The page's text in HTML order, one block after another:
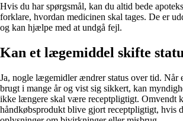
Hvis du har spørgsmål, kan du altid bede
forklare, hvordan medicinen skal tages. De er
og kan hjælpe med at undgå fejl.
Kan et lægemiddel skifte
Ja, nogle lægemidler ændrer status over tid. Når
brugt i mange år og vist sig sikkert, kan
ikke længere skal være receptpligtigt. Omvendt
håndkøbsprodukt blive gjort receptpligtigt, hvis